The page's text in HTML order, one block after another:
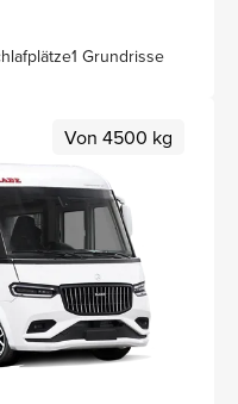
1 Grundrisse
Von 4500 kg